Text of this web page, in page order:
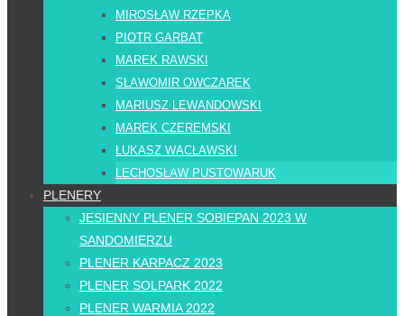
MIROSŁAW RZEPKA
PIOTR GARBAT
MAREK RAWSKI
SŁAWOMIR OWCZAREK
MARIUSZ LEWANDOWSKI
MAREK CZEREMSKI
ŁUKASZ WACŁAWSKI
LECHOSŁAW PUSTOWARUK
PLENERY
JESIENNY PLENER SOBIEPAN 2023 W
SANDOMIERZU
PLENER KARPACZ 2023
PLENER SOLPARK 2022
PLENER WARMIA 2022